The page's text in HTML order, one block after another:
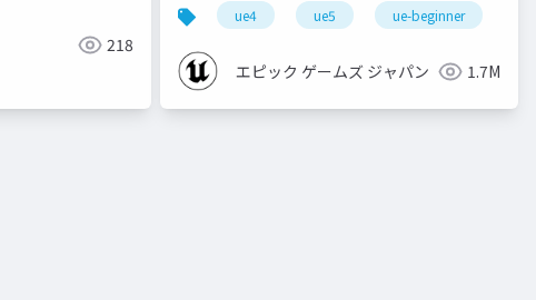
218
ue4 ue5 ue-beginner
エピック ゲームズ ジャパン 1.7M